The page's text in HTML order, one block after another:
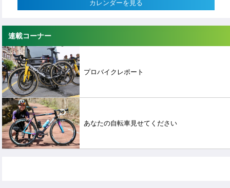
カレンダーを見る
連載コーナー
プロバイクレポート
あなたの自転車見せてください